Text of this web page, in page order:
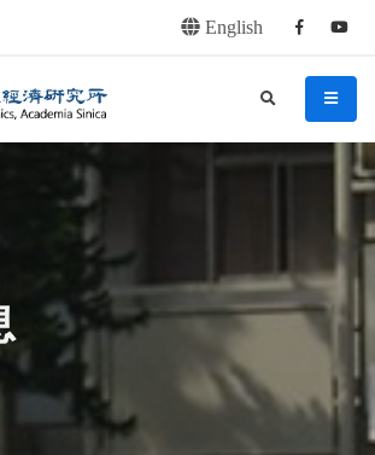
English Facebook
院經濟研究所 menu
search